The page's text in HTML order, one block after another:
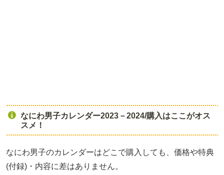
なにわ男子カレンダー2023－2024/購入はここがオス
スメ！
なにわ男子のカレンダーはどこで購入しても、価格や特典
(付録)・内容に差はありません。